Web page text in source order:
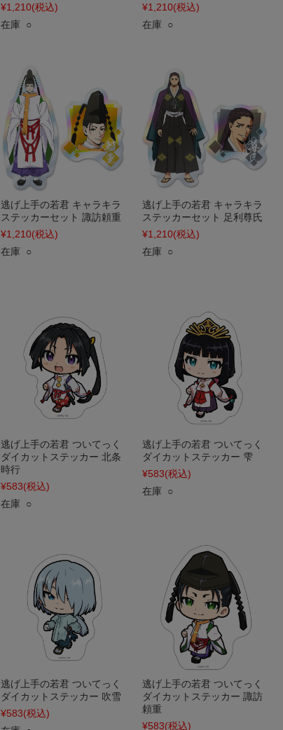
¥1,210(税込)
在庫 ○
¥1,210(税込)
在庫 ○
逃げ上手の若君 キャラキラ
ステッカーセット 諏訪頼重
¥1,210(税込)
在庫 ○
逃げ上手の若君 キャラキラ
ステッカーセット 足利尊氏
¥1,210(税込)
在庫 ○
逃げ上手の若君 ついてっく
ダイカットステッカー 北条
時行
¥583(税込)
在庫 ○
逃げ上手の若君 ついてっく
ダイカットステッカー 雫
¥583(税込)
在庫 ○
逃げ上手の若君 ついてっく
ダイカットステッカー 吹雪
¥583(税込)
逃げ上手の若君 ついてっく
ダイカットステッカー 諏訪
頼重
¥583(税込)